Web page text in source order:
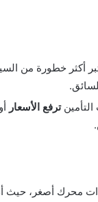
أكثر خطورة من
ترفع الأسعار
ذات محرك أصغر، حيث